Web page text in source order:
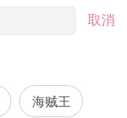
取消
海贼王